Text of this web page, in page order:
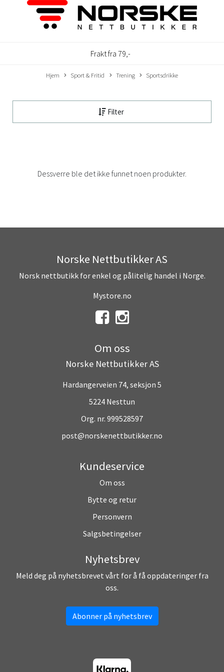
Frakt fra 79,-
Hjem Sport & Fritid Trening Sportsdrikke
Filter
Dessverre ble det ikke funnet noen produkter.
Norske Nettbutikker AS
Norsk nettbutikk for enkel og pålitelig handel i Norge.
Mystore.no
Om oss
Norske Nettbutikker AS
Hardangerveien 74, seksjon 5
5224 Nesttun
Org. nr. 999528597
post@norskenettbutikker.no
Kundeservice
Om oss
Bytte og retur
Personvern
Salgsbetingelser
Nyhetsbrev
Meld deg på nyhetsbrevet vårt for å få oppdateringer fra
oss.
Abonner på nyhetsbrev